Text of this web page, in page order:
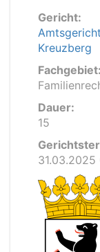
Gericht:
Kreuzberg
Fachgebiet:
Dauer:
15
31.03.2025